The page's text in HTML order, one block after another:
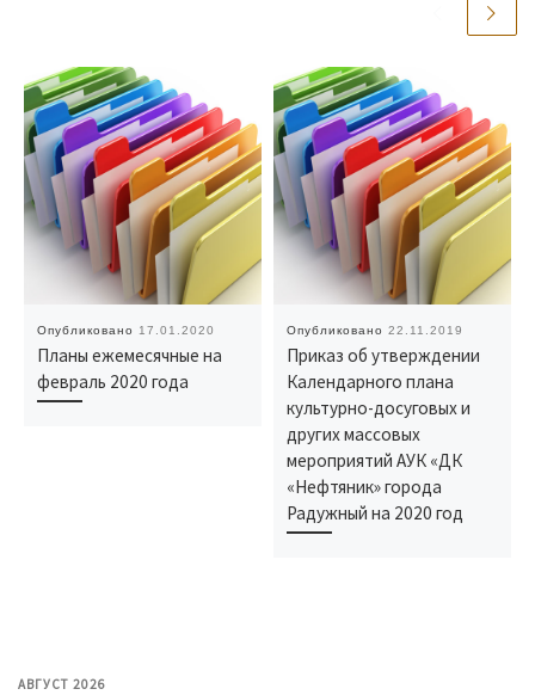
Опубликовано 17.01.2020
Планы ежемесячные на
февраль 2020 года
Опубликовано 22.11.2019
Приказ об утверждении
Календарного плана
культурно-досуговых и
других массовых
мероприятий АУК «ДК
«Нефтяник» города
Радужный на 2020 год
АВГУСТ 2026